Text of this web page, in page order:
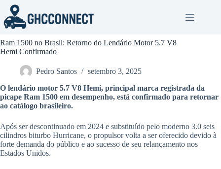
Pular
para
conteúdo
Ram 1500 no Brasil: Retorno do Lendário Motor 5.7 V8
Hemi Confirmado
Pedro Santos
setembro 3, 2025
O lendário motor 5.7 V8 Hemi, principal marca registrada da
picape Ram 1500 em desempenho, está confirmado para retornar
ao catálogo brasileiro.
Após ser descontinuado em 2024 e substituído pelo moderno 3.0 seis
cilindros biturbo Hurricane, o propulsor volta a ser oferecido devido à
forte demanda do público e ao sucesso de seu relançamento nos
Estados Unidos.